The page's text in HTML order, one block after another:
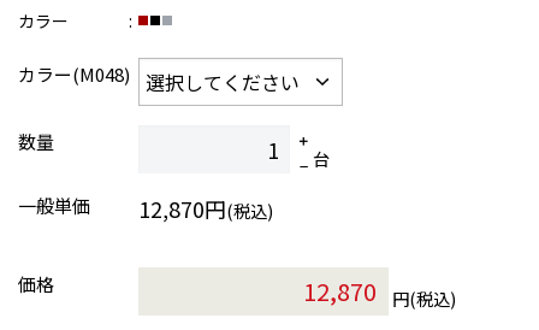
カラー
カラー(M048)
数量
台
一般単価
12,870円(税込)
価格
円(税込)